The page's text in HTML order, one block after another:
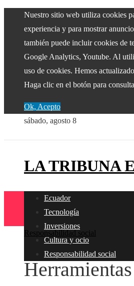
Nuestro sitio web utiliza cookies
experiencia y para mostrar
también puede incluir cookies de
Google Analytics, Youtube. Al
uso de cookies. Hemos
Haga clic en el botón para
Ok, Acepto
sábado, agosto 8
LA TRIBUNA
Ecuador
Tecnología
Inversiones
Cultura y ocio
Responsabilidad social
Responsabilidad social
Herramientas